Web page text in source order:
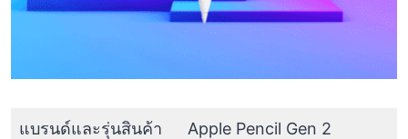
แบรนด์และรุ่นสินค้า Apple Pencil Gen 2